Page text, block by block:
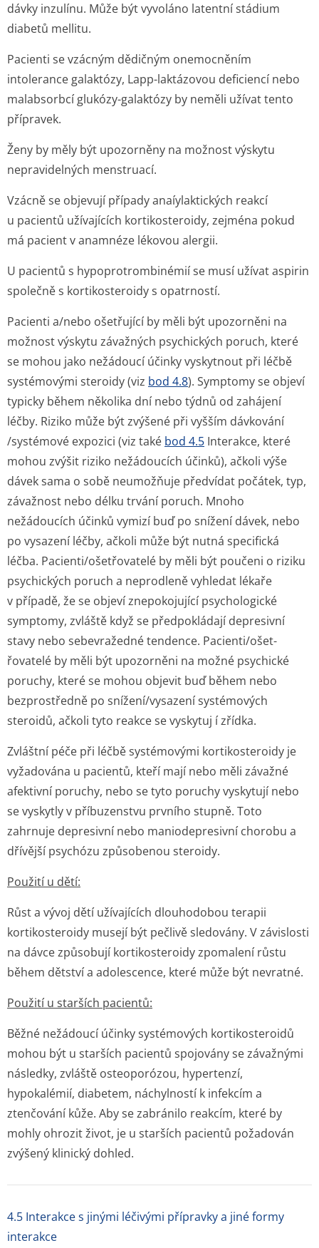
dávky inzulínu. Může být vyvoláno latentní stádium
diabetů mellitu.
Pacienti se vzácným dědičným onemocněním
intolerance galaktózy, Lapp-laktázovou deficiencí nebo
malabsorbcí glukózy-galaktózy by neměli užívat tento
přípravek.
Ženy by měly být upozorněny na možnost výskytu
nepravidelných menstruací.
Vzácně se objevují případy anaíylaktických reakcí
u pacientů užívajících kortikosteroidy, zejména pokud
má pacient v anamnéze lékovou alergii.
U pacientů s hypoprotrom­binémií se musí užívat aspirin
společně s kortikosteroidy s opatrností.
Pacienti a/nebo ošetřující by měli být upozorněni na
možnost výskytu závažných psychických poruch, které
se mohou jako nežádoucí účinky vyskytnout při léčbě
systémovými steroidy (viz bod 4.8). Symptomy se objeví
typicky během několika dní nebo týdnů od zahájení
léčby. Riziko může být zvýšené při vyšším dávkování
/systémové expozici (viz také bod 4.5 Interakce, které
mohou zvýšit riziko nežádoucích účinků), ačkoli výše
dávek sama o sobě neumožňuje předvídat počátek, typ,
závažnost nebo délku trvání poruch. Mnoho
nežádoucích účinků vymizí buď po snížení dávek, nebo
po vysazení léčby, ačkoli může být nutná specifická
léčba. Pacienti/ošet­řovatelé by měli být poučeni o riziku
psychických poruch a neprodleně vyhledat lékaře
v případě, že se objeví znepokojující psychologické
symptomy, zvláště když se předpokládají depresivní
stavy nebo sebevražedné tendence. Pacienti/ošet­
řovatelé by měli být upozorněni na možné psychické
poruchy, které se mohou objevit buď během nebo
bezprostředně po snížení/vysazení systémových
steroidů, ačkoli tyto reakce se vyskytuj í zřídka.
Zvláštní péče při léčbě systémovými kortikosteroidy je
vyžadována u pacientů, kteří mají nebo měli závažné
afektivní poruchy, nebo se tyto poruchy vyskytují nebo
se vyskytly v příbuzenstvu prvního stupně. Toto
zahrnuje depresivní nebo maniodepresivní chorobu a
dřívější psychózu způsobenou steroidy.
Použití u dětí:
Růst a vývoj dětí užívajících dlouhodobou terapii
kortikosteroidy musejí být pečlivě sledovány. V závislosti
na dávce způsobují kortikosteroidy zpomalení růstu
během dětství a adolescence, které může být nevratné.
Použití u starších pacientů:
Běžné nežádoucí účinky systémových kortikosteroidů
mohou být u starších pacientů spojovány se závažnými
následky, zvláště osteoporózou, hypertenzí,
hypokalémií, diabetem, náchylností k infekcím a
ztenčování kůže. Aby se zabránilo reakcím, které by
mohly ohrozit život, je u starších pacientů požadován
zvýšený klinický dohled.
4.5 Interakce s jinými léčivými přípravky a jiné formy
interakce